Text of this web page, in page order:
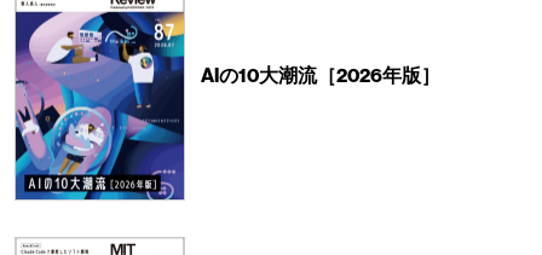
AIの10大潮流［2026年版］